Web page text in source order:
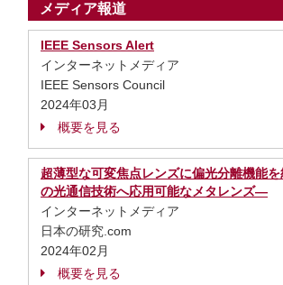
メディア報道
IEEE Sensors Alert
インターネットメディア
IEEE Sensors Council
2024年03月
概要を見る
超薄型な可変焦点レンズに偏光分離機能
の光通信技術へ応用可能なメタレンズ―
インターネットメディア
日本の研究.com
2024年02月
概要を見る